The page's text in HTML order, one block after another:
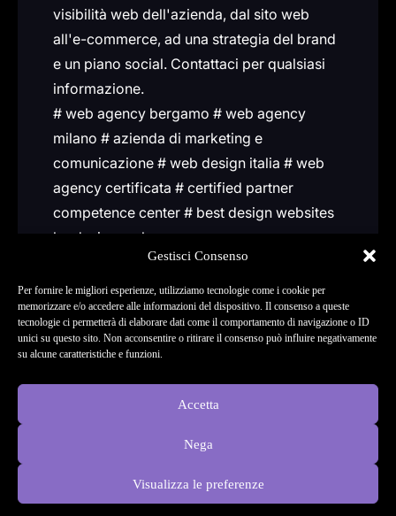
Gestisci Consenso
Per fornire le migliori esperienze, utilizziamo tecnologie come i cookie per
memorizzare e/o accedere alle informazioni del dispositivo. Il consenso a queste
tecnologie ci permetterà di elaborare dati come il comportamento di navigazione o ID
unici su questo sito. Non acconsentire o ritirare il consenso può influire negativamente
su alcune caratteristiche e funzioni.
Accetta
Nega
Visualizza le preferenze
visibilità web dell'azienda, dal sito web
all'e-commerce, ad una strategia del brand
e un piano social. Contattaci per qualsiasi
informazione.
# web agency bergamo # web agency
milano # azienda di marketing e
comunicazione # web design italia # web
agency certificata # certified partner
competence center # best design websites
by design rush
Designed byTrep DigitalX&DigitalX Studio
😉
© 2026 Digitalx Studio S.r.l. - . All rights